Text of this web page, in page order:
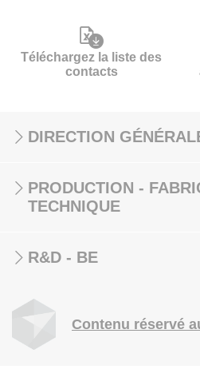
Téléchargez la liste des
contacts
DIRECTION
PRODUCTION -
TECHNIQUE
R&D - BE
Contenu réservé